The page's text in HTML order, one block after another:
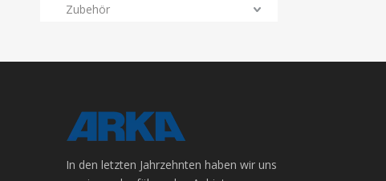
Zubehör
In den letzten Jahrzehnten haben wir uns